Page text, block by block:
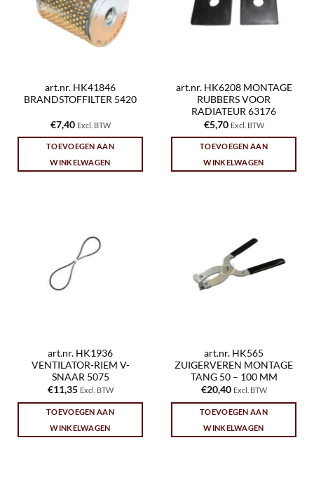
art.nr. HK41846
BRANDSTOFFILTER 5420
€7,40 Excl. BTW
TOEVOEGEN AAN
WINKELWAGEN
art.nr. HK6208 MONTAGE
RUBBERS VOOR
RADIATEUR 63176
€5,70 Excl. BTW
TOEVOEGEN AAN
WINKELWAGEN
art.nr. HK1936
VENTILATOR-RIEM V-
SNAAR 5075
€11,35 Excl. BTW
TOEVOEGEN AAN
WINKELWAGEN
art.nr. HK565
ZUIGERVEREN MONTAGE
TANG 50 – 100 MM
€20,40 Excl. BTW
TOEVOEGEN AAN
WINKELWAGEN